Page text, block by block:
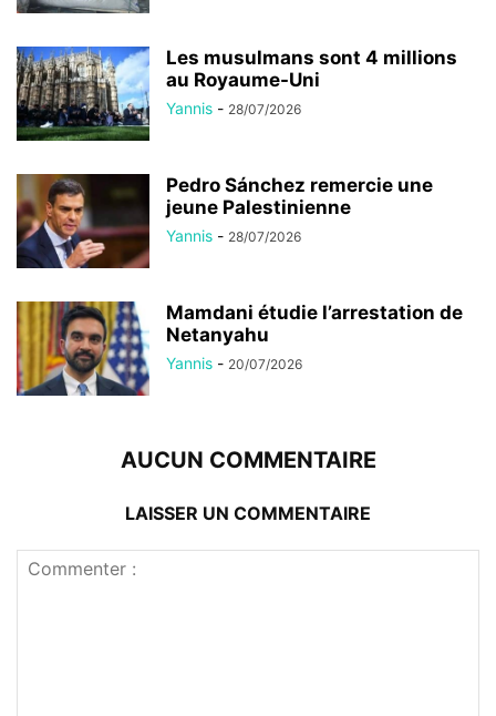
Les musulmans sont 4 millions
au Royaume-Uni
Yannis - 28/07/2026
Pedro Sánchez remercie une
jeune Palestinienne
Yannis - 28/07/2026
Mamdani étudie l’arrestation de
Netanyahu
Yannis - 20/07/2026
AUCUN COMMENTAIRE
LAISSER UN COMMENTAIRE